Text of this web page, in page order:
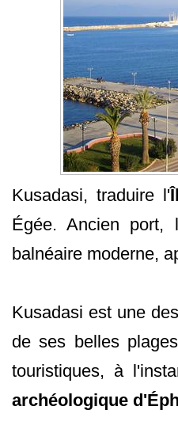
Kusadasi, traduire l'
Égée. Ancien
balnéaire moderne,
Kusadasi est une
de ses belles
touristiques, à
archéologique